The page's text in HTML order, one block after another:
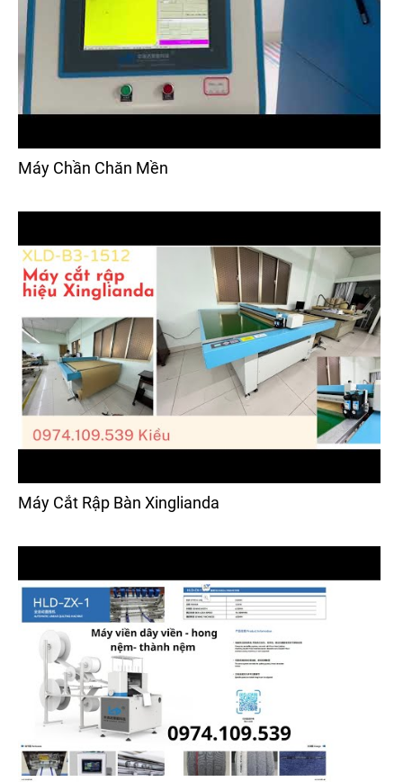
Máy Chần Chăn Mền
Máy Cắt Rập Bàn Xinglianda